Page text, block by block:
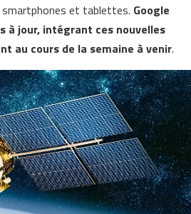
smartphones et tablettes. Google
à jour, intégrant ces nouvelles
au cours de la semaine à venir.